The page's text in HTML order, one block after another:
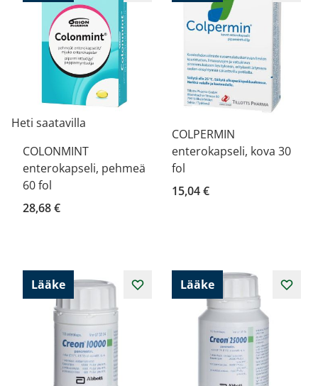
Heti saatavilla
COLONMINT
enterokapseli, pehmeä
60 fol
28,68 €
COLPERMIN
enterokapseli, kova 30
fol
15,04 €
Lääke Lääke